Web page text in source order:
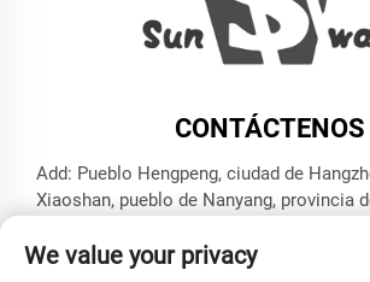
CONTÁCTENOS
Add: Pueblo Hengpeng, ciudad de
Xiaoshan, pueblo de Nanyang, provincia
Correo electrónico:
[email protected]
We value your privacy